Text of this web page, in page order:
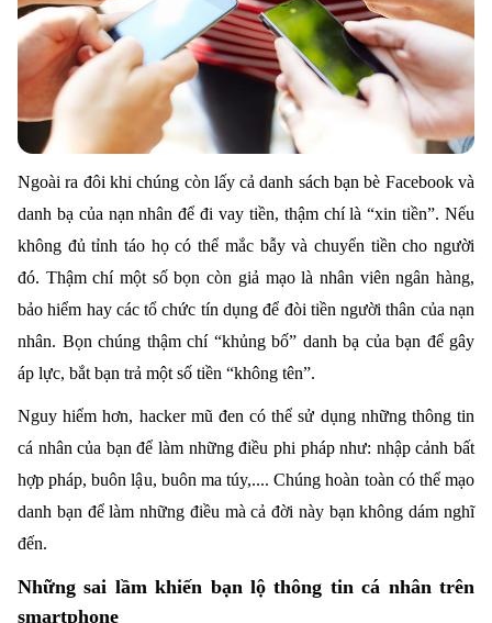
Ngoài ra đôi khi chúng còn lấy cả danh sách bạn bè Facebook và
danh bạ của nạn nhân để đi vay tiền, thậm chí là “xin tiền”. Nếu
không đủ tỉnh táo họ có thể mắc bẫy và chuyển tiền cho người
đó. Thậm chí một số bọn còn giả mạo là nhân viên ngân hàng,
bảo hiểm hay các tổ chức tín dụng để đòi tiền người thân của nạn
nhân. Bọn chúng thậm chí “khủng bố” danh bạ của bạn để gây
áp lực, bắt bạn trả một số tiền “không tên”.
Nguy hiểm hơn, hacker mũ đen có thể sử dụng những thông tin
cá nhân của bạn để làm những điều phi pháp như: nhập cảnh bất
hợp pháp, buôn lậu, buôn ma túy,.... Chúng hoàn toàn có thể mạo
danh bạn để làm những điều mà cả đời này bạn không dám nghĩ
đến.
Những sai lầm khiến bạn lộ thông tin cá nhân trên
smartphone